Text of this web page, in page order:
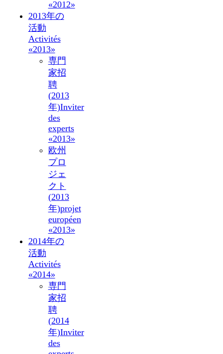
«2012»
2013年の
活動
Activités
«2013»
専門
家招
聘
(2013
年)Inviter
des
experts
«2013»
欧州
プロ
ジェ
クト
(2013
年)projet
européen
«2013»
2014年の
活動
Activités
«2014»
専門
家招
聘
(2014
年)Inviter
des